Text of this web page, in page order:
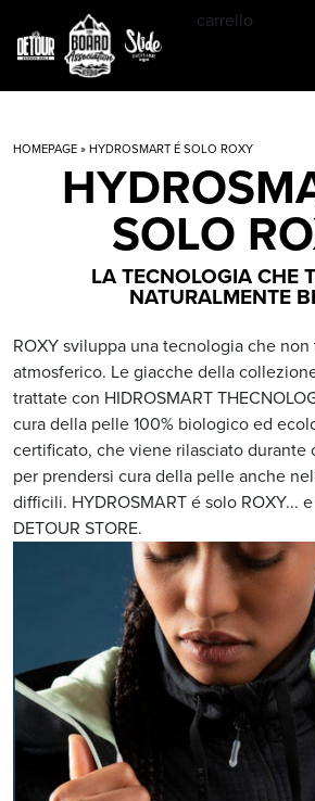
carrello
HOMEPAGE» HYDROSMART É SOLO ROXY
SOLO
LA TECNOLOGIA CHE
NATURALMENTE
ROXY sviluppa una tecnologia che
atmosferico. Le giacche della
trattate con HIDROSMART
cura della pelle 100% biologico ed
certificato, che viene rilasciato
per prendersi cura della pelle anche
difficili. HYDROSMART é solo ROXY...
DETOUR STORE.